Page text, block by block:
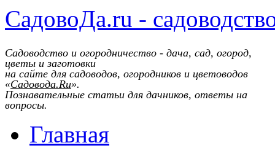
СадовоДа.ru -
Садоводство и огородничество - дача, сад, огород,
цветы и заготовки
на сайте для садоводов, огородников и цветоводов
«Садовода.Ru».
Познавательные статьи для дачников, ответы на
вопросы.
Главная